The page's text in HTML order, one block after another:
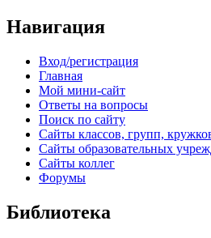
Навигация
Вход/регистрация
Главная
Мой мини-сайт
Ответы на вопросы
Поиск по сайту
Сайты классов, групп,
Сайты образовательных
Сайты коллег
Форумы
Библиотека